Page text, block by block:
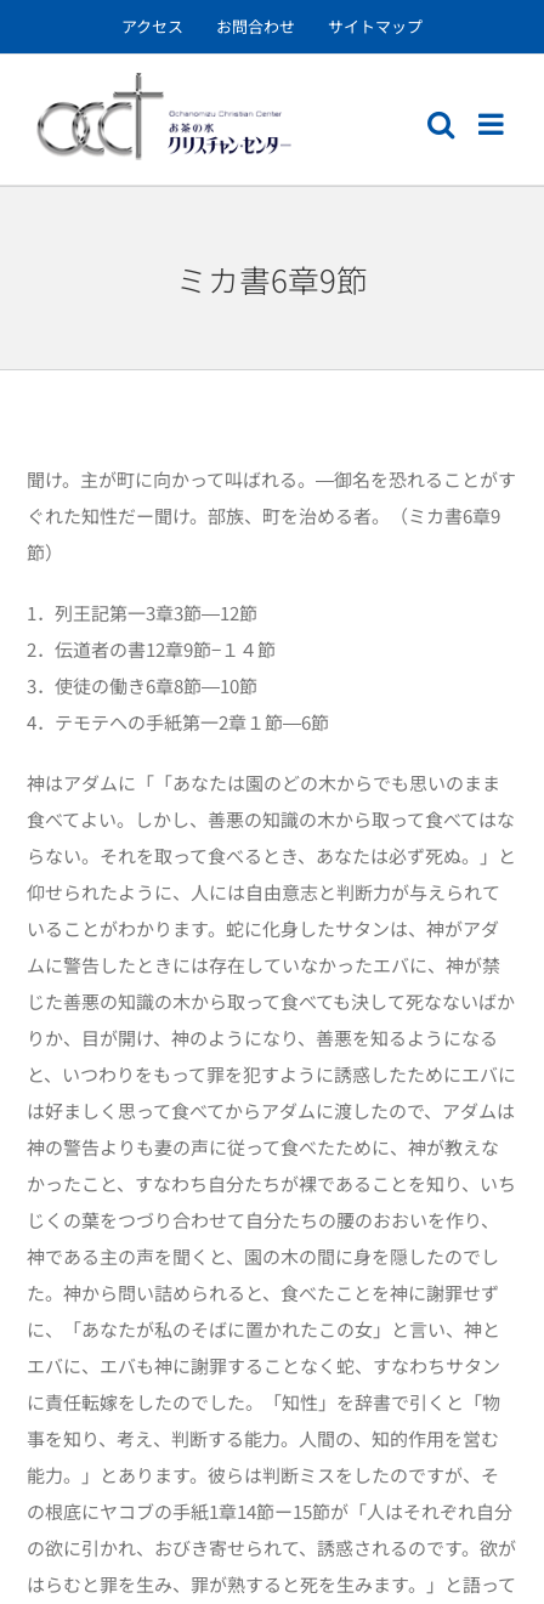
to
アクセス お問合わせ サイトマップ
ミカ書6章9節
聞け。主が町に向かって叫ばれる。―御名を恐れることがす
ぐれた知性だー聞け。部族、町を治める者。（ミカ書6章9
節）
1．列王記第一3章3節―12節
2．伝道者の書12章9節−１４節
3．使徒の働き6章8節―10節
4．テモテへの手紙第一2章１節―6節
神はアダムに「「あなたは園のどの木からでも思いのまま
食べてよい。しかし、善悪の知識の木から取って食べてはな
らない。それを取って食べるとき、あなたは必ず死ぬ。」と
仰せられたように、人には自由意志と判断力が与えられて
いることがわかります。蛇に化身したサタンは、神がアダ
ムに警告したときには存在していなかったエバに、神が禁
じた善悪の知識の木から取って食べても決して死なないばか
りか、目が開け、神のようになり、善悪を知るようになる
と、いつわりをもって罪を犯すように誘惑したためにエバに
は好ましく思って食べてからアダムに渡したので、アダムは
神の警告よりも妻の声に従って食べたために、神が教えな
かったこと、すなわち自分たちが裸であることを知り、いち
じくの葉をつづり合わせて自分たちの腰のおおいを作り、
神である主の声を聞くと、園の木の間に身を隠したのでし
た。神から問い詰められると、食べたことを神に謝罪せず
に、「あなたが私のそばに置かれたこの女」と言い、神と
エバに、エバも神に謝罪することなく蛇、すなわちサタン
に責任転嫁をしたのでした。「知性」を辞書で引くと「物
事を知り、考え、判断する能力。人間の、知的作用を営む
能力。」とあります。彼らは判断ミスをしたのですが、そ
の根底にヤコブの手紙1章14節ー15節が「人はそれぞれ自分
の欲に引かれ、おびき寄せられて、誘惑されるのです。欲が
はらむと罪を生み、罪が熟すると死を生みます。」と語って